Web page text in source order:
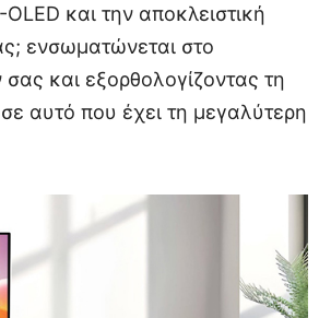
και την αποκλειστική
ενσωματώνεται στο
και εξορθολογίζοντας τη
αυτό που έχει τη μεγαλύτερη